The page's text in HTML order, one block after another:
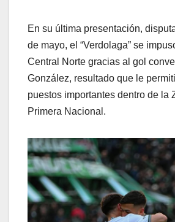
En su última presentación,
de mayo, el “Verdolaga” se
Central Norte gracias al gol
González, resultado que le
puestos importantes dentro de la
Primera Nacional.